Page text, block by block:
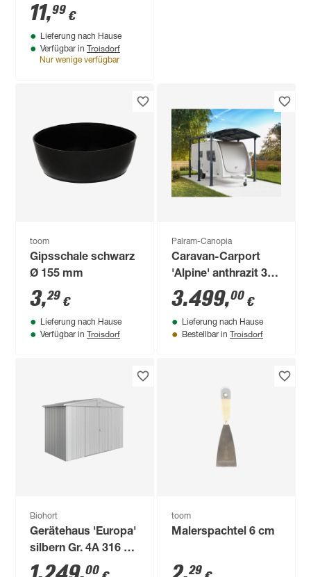
11,99 €
Lieferung nach Hause
Verfügbar in Troisdorf
Nur wenige verfügbar
toom
Gipsschale schwarz
Ø 155 mm
3,29 €
Lieferung nach Hause
Verfügbar in Troisdorf
Palram-Canopia
Caravan-Carport
'Alpine' anthrazit 359
x 507 cm
Polycarbonat grau
3.499,00 €
Lieferung nach Hause
Bestellbar in Troisdorf
Biohort
Gerätehaus 'Europa'
silbern Gr. 4A 316 x
156 x 209 cm
00
toom
Malerspachtel 6 cm
29